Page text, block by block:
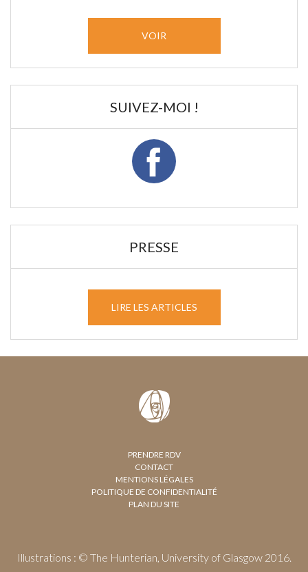
VOIR
SUIVEZ-MOI !
PRESSE
LIRE LES ARTICLES
PRENDRE RDV
CONTACT
MENTIONS LÉGALES
POLITIQUE DE CONFIDENTIALITÉ
PLAN DU SITE
Illustrations : © The Hunterian, University of Glasgow 2016.